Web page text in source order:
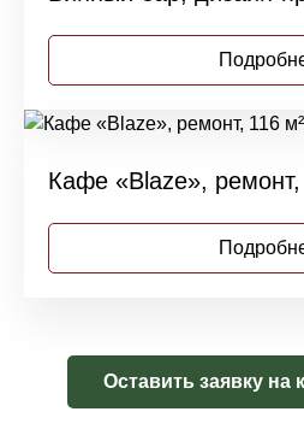
Кафе «Blaze», ремонт,
Оставить заявку на